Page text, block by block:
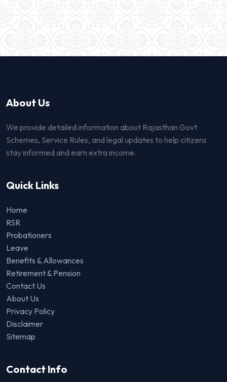
About Us
We provide detailed information about Rajasthan Govt
Schemes, Service Rules, and legal updates to help citizens
stay informed and earn extra income.
Quick Links
Home
RSR
Probationers
Leave
Benefits & Allowances
Retirement & Pension
Contact Us
About Us
Privacy Policy
Disclaimer
Sitemap
Contact Info